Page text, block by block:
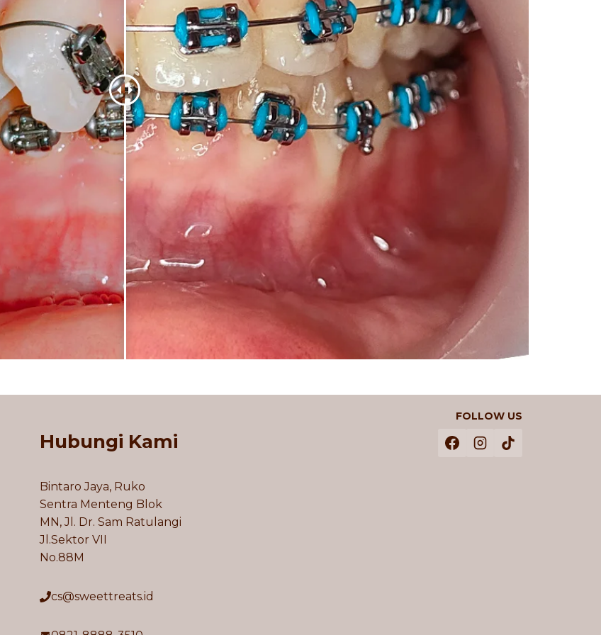
Hubungi Kami
Bintaro Jaya, Ruko
Sentra Menteng Blok
MN, Jl. Dr. Sam Ratulangi
Jl.Sektor VII
No.88M
cs@sweettreats.id
FOLLOW US